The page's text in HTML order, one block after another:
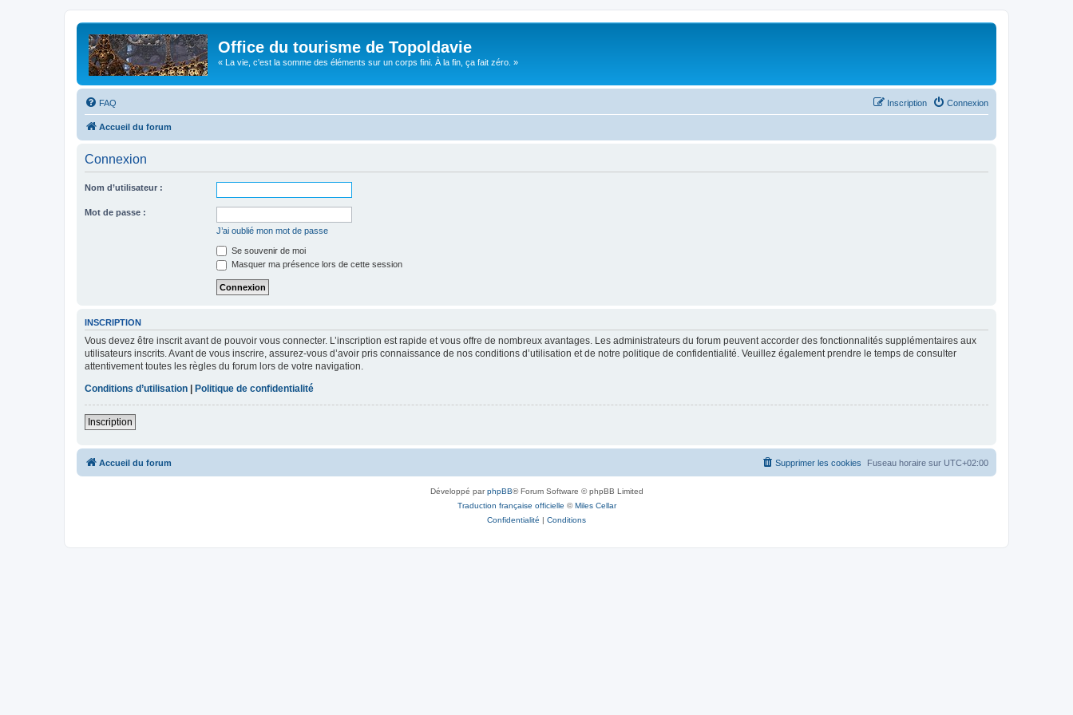
Office du tourisme de Topoldavie
« La vie, c'est la somme des éléments sur un corps fini. À la fin, ça fait zéro. »
FAQ Connexion
Inscription
Accueil du forum
Connexion
Nom d’utilisateur :
Mot de passe :
J’ai oublié mon mot de passe
Se souvenir de moi
Masquer ma présence lors de cette session
INSCRIPTION
Vous devez être inscrit avant de pouvoir vous connecter. L’inscription est rapide et vous offre de nombreux avantages. Les administrateurs du forum peuvent accorder des fonctionnalités supplémentaires aux
utilisateurs inscrits. Avant de vous inscrire, assurez-vous d’avoir pris connaissance de nos conditions d’utilisation et de notre politique de confidentialité. Veuillez également prendre le temps de consulter
attentivement toutes les règles du forum lors de votre navigation.
Conditions d’utilisation
Politique de confidentialité
Inscription
Accueil du forum Fuseau horaire sur UTC+02:00
Supprimer les cookies
Développé parphpBB® Forum Software © phpBB Limited
Traduction française officielle ©Miles Cellar
Confidentialité | Conditions